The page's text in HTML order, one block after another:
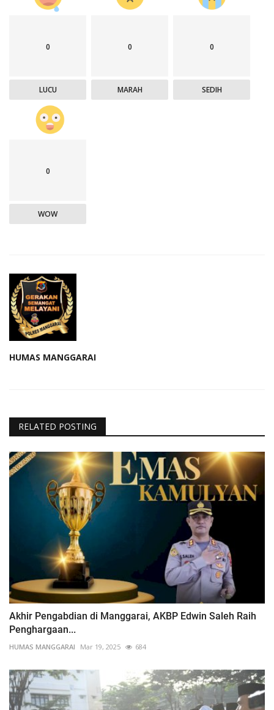
0
LUCU
0
MARAH
0
SEDIH
0
WOW
HUMAS MANGGARAI
RELATED POSTING
Akhir Pengabdian di Manggarai, AKBP Edwin Saleh Raih
Penghargaan...
HUMAS MANGGARAI Mar 19, 2025 684